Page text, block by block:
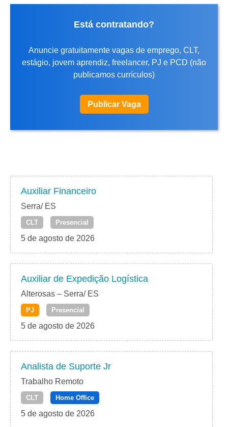
Está contratando?
Anuncie gratuitamente vagas de emprego, CLT,
estágio, jovem aprendiz, freelancer, PJ e PCD (não
publicamos currículos)
Publicar Vaga
Auxiliar Financeiro
Serra/ ES
CLT Presencial
5 de agosto de 2026
Auxiliar de Expedição Logística
Alterosas – Serra/ ES
PJ Presencial
5 de agosto de 2026
Analista de Suporte Jr
Trabalho Remoto
CLT Home Office
5 de agosto de 2026